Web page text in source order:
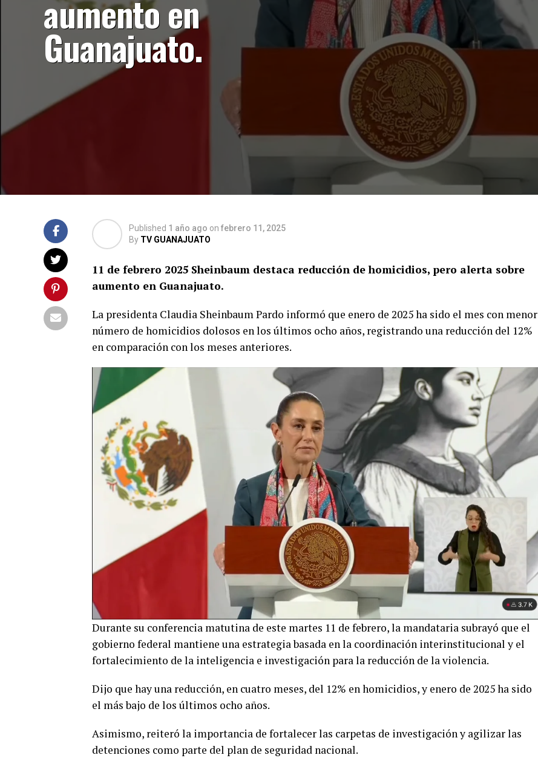
aumento en
Guanajuato.
Published 1 año ago on febrero 11, 2025
By TV GUANAJUATO
11 de febrero 2025 Sheinbaum destaca reducción de homicidios, pero alerta sobre
aumento en Guanajuato.
La presidenta Claudia Sheinbaum Pardo informó que enero de 2025 ha sido el mes con menor
número de homicidios dolosos en los últimos ocho años, registrando una reducción del 12%
en comparación con los meses anteriores.
Durante su conferencia matutina de este martes 11 de febrero, la mandataria subrayó que el
gobierno federal mantiene una estrategia basada en la coordinación interinstitucional y el
fortalecimiento de la inteligencia e investigación para la reducción de la violencia.
Dijo que hay una reducción, en cuatro meses, del 12% en homicidios, y enero de 2025 ha sido
el más bajo de los últimos ocho años.
Asimismo, reiteró la importancia de fortalecer las carpetas de investigación y agilizar las
detenciones como parte del plan de seguridad nacional.